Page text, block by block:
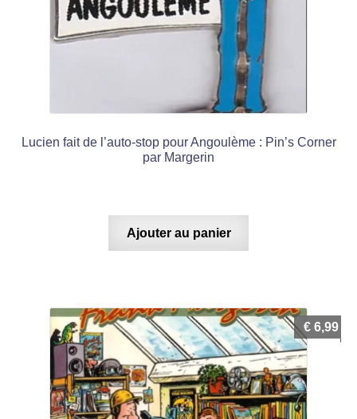
Lucien fait de l’auto-stop pour Angoulème : Pin’s Corner
par Margerin
Ajouter au panier
€ 6,99